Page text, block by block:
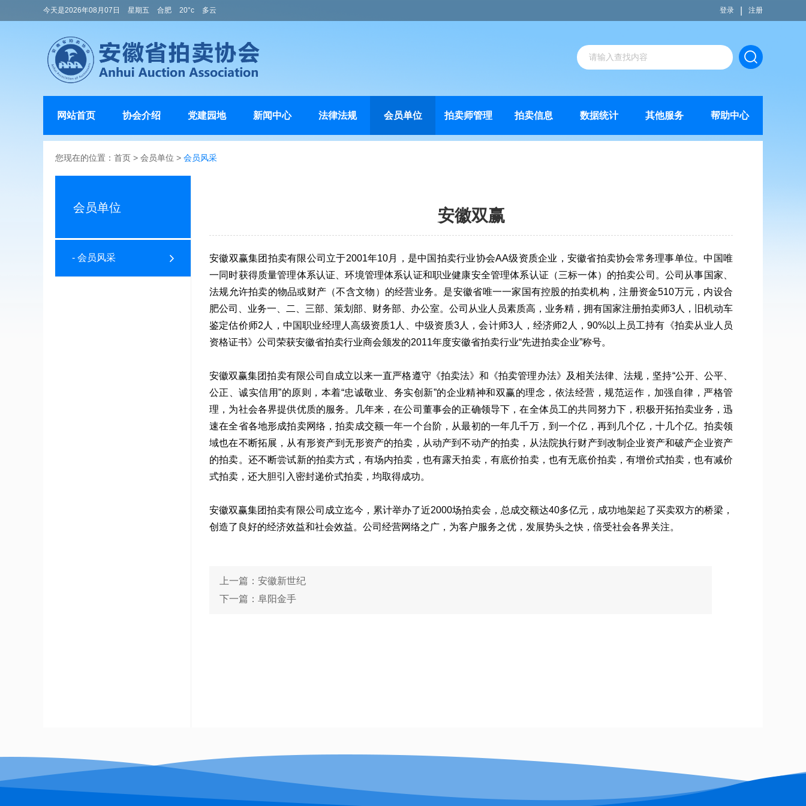
今天是2026年08月07日 星期五 合肥 20°c 多云 登录 注册
网站首页 协会介绍 党建园地 新闻中心 法律法规 会员单位 拍卖师管理 拍卖信息 数据统计 其他服务 帮助中心
您现在的位置： 首页 > 会员单位 > 会员风采
会员单位
- 会员风采
安徽双赢
安徽双赢集团拍卖有限公司立于2001年10月，是中国拍卖行业协会AA级资质企业，安徽省拍卖协会常务理事单位。中国唯
一同时获得质量管理体系认证、环境管理体系认证和职业健康安全管理体系认证（三标一体）的拍卖公司。公司从事国家、
法规允许拍卖的物品或财产（不含文物）的经营业务。是安徽省唯一一家国有控股的拍卖机构，注册资金510万元，内设合
肥公司、业务一、二、三部、策划部、财务部、办公室。公司从业人员素质高，业务精，拥有国家注册拍卖师3人，旧机动车
鉴定估价师2人，中国职业经理人高级资质1人、中级资质3人，会计师3人，经济师2人，90%以上员工持有《拍卖从业人员
资格证书》公司荣获安徽省拍卖行业商会颁发的2011年度安徽省拍卖行业“先进拍卖企业”称号。
安徽双赢集团拍卖有限公司自成立以来一直严格遵守《拍卖法》和《拍卖管理办法》及相关法律、法规，坚持“公开、公平、
公正、诚实信用”的原则，本着“忠诚敬业、务实创新”的企业精神和双赢的理念，依法经营，规范运作，加强自律，严格管
理，为社会各界提供优质的服务。几年来，在公司董事会的正确领导下，在全体员工的共同努力下，积极开拓拍卖业务，迅
速在全省各地形成拍卖网络，拍卖成交额一年一个台阶，从最初的一年几千万，到一个亿，再到几个亿，十几个亿。拍卖领
域也在不断拓展，从有形资产到无形资产的拍卖，从动产到不动产的拍卖，从法院执行财产到改制企业资产和破产企业资产
的拍卖。还不断尝试新的拍卖方式，有场内拍卖，也有露天拍卖，有底价拍卖，也有无底价拍卖，有增价式拍卖，也有减价
式拍卖，还大胆引入密封递价式拍卖，均取得成功。
安徽双赢集团拍卖有限公司成立迄今，累计举办了近2000场拍卖会，总成交额达40多亿元，成功地架起了买卖双方的桥梁，
创造了良好的经济效益和社会效益。公司经营网络之广，为客户服务之优，发展势头之快，倍受社会各界关注。
上一篇：安徽新世纪
下一篇：阜阳金手